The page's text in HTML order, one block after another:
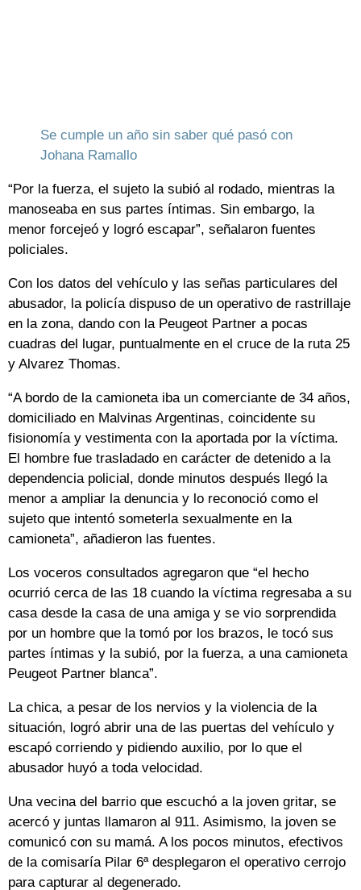
Se cumple un año sin saber qué pasó con
Johana Ramallo
“Por la fuerza, el sujeto la subió al rodado, mientras la
manoseaba en sus partes íntimas. Sin embargo, la
menor forcejeó y logró escapar”, señalaron fuentes
policiales.
Con los datos del vehículo y las señas particulares del
abusador, la policía dispuso de un operativo de rastrillaje
en la zona, dando con la Peugeot Partner a pocas
cuadras del lugar, puntualmente en el cruce de la ruta 25
y Alvarez Thomas.
“A bordo de la camioneta iba un comerciante de 34 años,
domiciliado en Malvinas Argentinas, coincidente su
fisionomía y vestimenta con la aportada por la víctima.
El hombre fue trasladado en carácter de detenido a la
dependencia policial, donde minutos después llegó la
menor a ampliar la denuncia y lo reconoció como el
sujeto que intentó someterla sexualmente en la
camioneta”, añadieron las fuentes.
Los voceros consultados agregaron que “el hecho
ocurrió cerca de las 18 cuando la víctima regresaba a su
casa desde la casa de una amiga y se vio sorprendida
por un hombre que la tomó por los brazos, le tocó sus
partes íntimas y la subió, por la fuerza, a una camioneta
Peugeot Partner blanca”.
La chica, a pesar de los nervios y la violencia de la
situación, logró abrir una de las puertas del vehículo y
escapó corriendo y pidiendo auxilio, por lo que el
abusador huyó a toda velocidad.
Una vecina del barrio que escuchó a la joven gritar, se
acercó y juntas llamaron al 911. Asimismo, la joven se
comunicó con su mamá. A los pocos minutos, efectivos
de la comisaría Pilar 6ª desplegaron el operativo cerrojo
para capturar al degenerado.